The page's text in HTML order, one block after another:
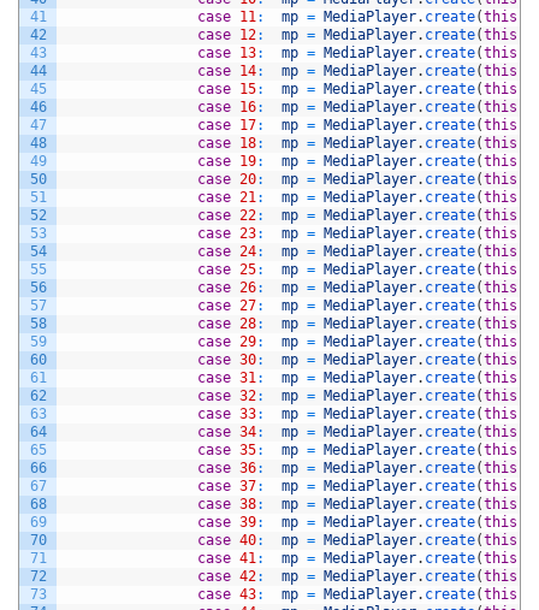
41
42
43
44
45
46
47
48
49
50
51
52
53
54
55
56
57
58
59
60
61
62
63
64
65
66
67
68
69
70
71
72
73
case 11: mp = MediaPlayer. create(this
case 12: mp = MediaPlayer. create(this
case 13: mp = MediaPlayer. create(this
case 14: mp = MediaPlayer. create(this
case 15: mp = MediaPlayer. create(this
case 16: mp = MediaPlayer. create(this
case 17: mp = MediaPlayer. create(this
case 18: mp = MediaPlayer. create(this
case 19: mp = MediaPlayer. create(this
case 20: mp = MediaPlayer. create(this
case 21: mp = MediaPlayer. create(this
case 22: mp = MediaPlayer. create(this
case 23: mp = MediaPlayer. create(this
case 24: mp = MediaPlayer. create(this
case 25: mp = MediaPlayer. create(this
case 26: mp = MediaPlayer. create(this
case 27: mp = MediaPlayer. create(this
case 28: mp = MediaPlayer. create(this
case 29: mp = MediaPlayer. create(this
case 30: mp = MediaPlayer. create(this
case 31: mp = MediaPlayer. create(this
case 32: mp = MediaPlayer. create(this
case 33: mp = MediaPlayer. create(this
case 34: mp = MediaPlayer. create(this
case 35: mp = MediaPlayer. create(this
case 36: mp = MediaPlayer. create(this
case 37: mp = MediaPlayer. create(this
case 38: mp = MediaPlayer. create(this
case 39: mp = MediaPlayer. create(this
case 40: mp = MediaPlayer. create(this
case 41: mp = MediaPlayer. create(this
case 42: mp = MediaPlayer. create(this
case 43: mp = MediaPlayer. create(this